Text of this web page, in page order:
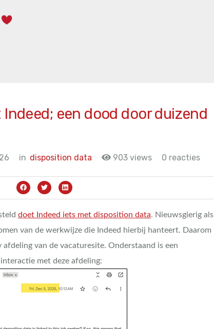
een dood door duizend
in disposition data 903 views 0 reacties
doet Indeed iets met disposition data. Nieuwsgierig als
van de werkwijze die Indeed hierbij hanteert. Daarom
van de vacaturesite. Onderstaand is een
met deze afdeling: